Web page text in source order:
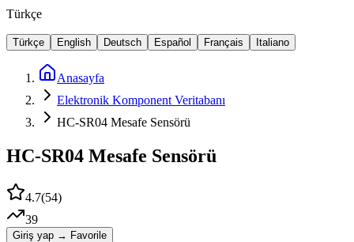
Türkçe
Türkçe English Deutsch Español Français Italiano
Anasayfa
Elektronik Komponent Veritabanı
HC-SR04 Mesafe Sensörü
HC-SR04 Mesafe Sensörü
4.7(54)
39
Giriş yap → Favorile